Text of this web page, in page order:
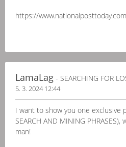
https://
LamaLag - SEARCHING FOR
5. 3. 2024 12:44
I want to show you one exclusive
SEARCH AND MINING
man!